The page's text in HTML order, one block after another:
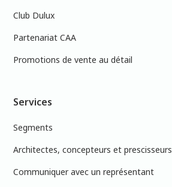
Club Dulux
Partenariat CAA
Promotions de vente au détail
Services
Segments
Architectes, concepteurs et prescisseurs
Communiquer avec un représentant